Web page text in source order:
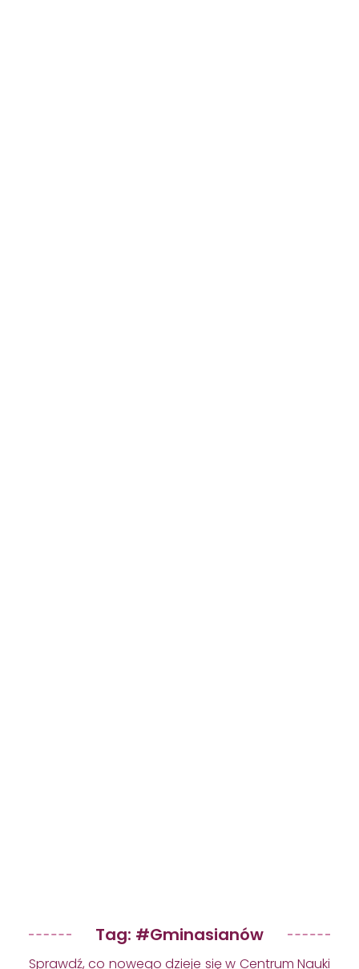
Tag: #gminasianów
Sprawdź, co nowego dzieje się w Centrum Nauki